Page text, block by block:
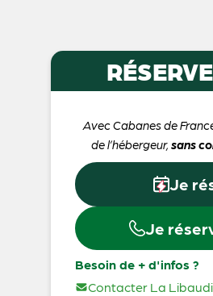
Avec Cabanes de
de l’hébergeur, sans
Je
Je
Besoin de + d'infos ?
Contacter La